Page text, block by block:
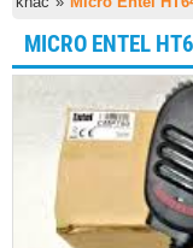
MICRO ENTEL